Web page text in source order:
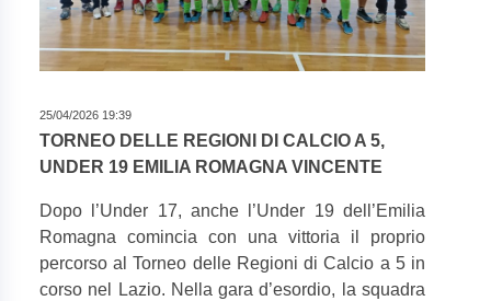
25/04/2026 19:39
TORNEO DELLE REGIONI DI CALCIO A 5,
UNDER 19 EMILIA ROMAGNA VINCENTE
Dopo l’Under 17, anche l’Under 19 dell’Emilia
Romagna comincia con una vittoria il proprio
percorso al Torneo delle Regioni di Calcio a 5 in
corso nel Lazio. Nella gara d’esordio, la squadra